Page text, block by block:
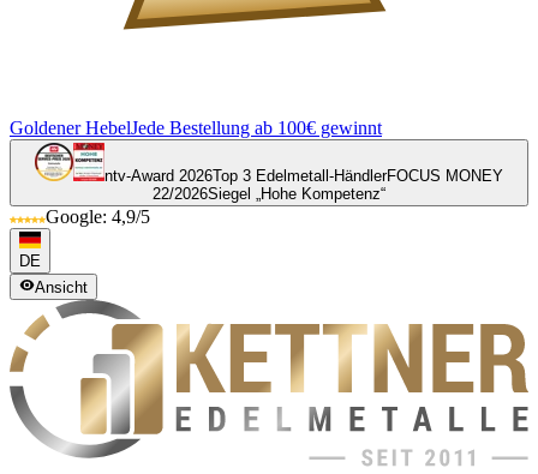
Goldener HebelJede Bestellung ab 100€ gewinnt
ntv-Award 2026Top 3 Edelmetall-HändlerFOCUS MONEY
22/2026Siegel „Hohe Kompetenz“
Google: 4,9/5
DE
Ansicht